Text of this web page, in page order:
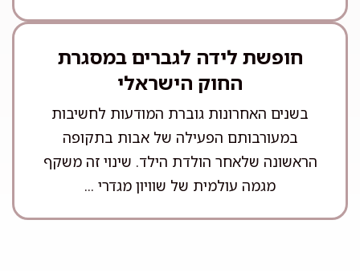
חופשת לידה לגברים במסגרת
החוק הישראלי
בשנים האחרונות גוברת המודעות לחשיבות
במעורבותם הפעילה של אבות בתקופה
הראשונה שלאחר הולדת הילד. שינוי זה משקף
מגמה עולמית של שוויון מגדרי ...